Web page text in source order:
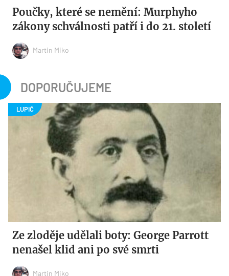
Poučky, které se nemění: Murphyho
zákony schválnosti patří i do 21. století
Martin Miko
DOPORUČUJEME
Ze zloděje udělali boty: George Parrott
nenašel klid ani po své smrti
Martin Miko